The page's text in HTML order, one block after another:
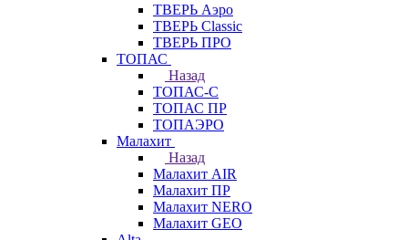
ТВЕРЬ Аэро
ТВЕРЬ Classic
ТВЕРЬ ПРО
ТОПАС
Назад
ТОПАС-С
ТОПАС ПР
ТОПАЭРО
Малахит
Назад
Малахит AIR
Малахит ПР
Малахит NERO
Малахит GEO